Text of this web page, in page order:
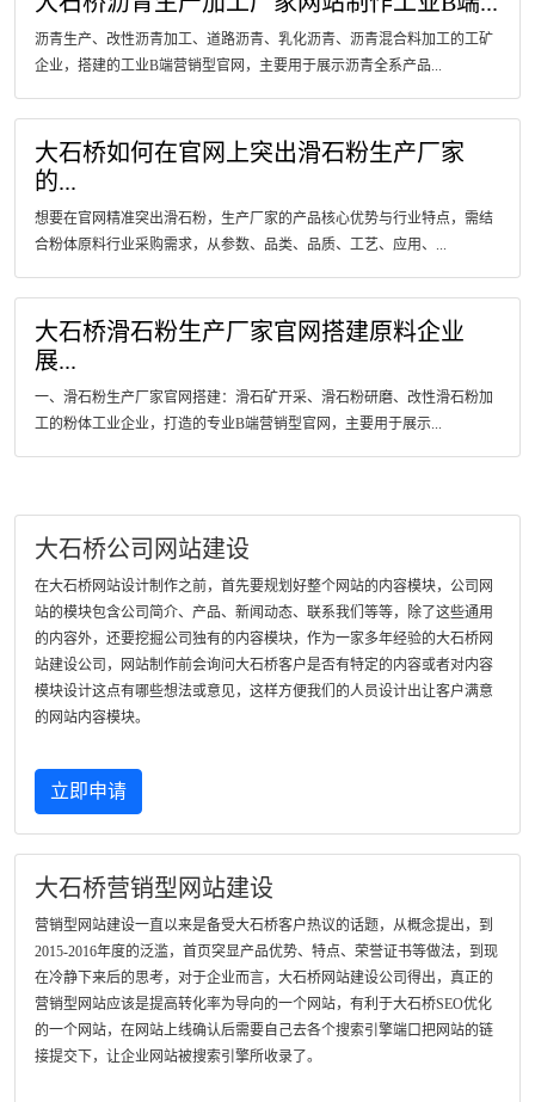
沥青生产、改性沥青加工、道路沥青、乳化沥青、沥青混合料加工的工矿
企业，搭建的工业B端营销型官网，主要用于展示沥青全系产品...
大石桥如何在官网上突出滑石粉生产厂家
的...
想要在官网精准突出滑石粉，生产厂家的产品核心优势与行业特点，需结
合粉体原料行业采购需求，从参数、品类、品质、工艺、应用、...
大石桥滑石粉生产厂家官网搭建原料企业
展...
一、滑石粉生产厂家官网搭建：滑石矿开采、滑石粉研磨、改性滑石粉加
工的粉体工业企业，打造的专业B端营销型官网，主要用于展示...
大石桥公司网站建设
在大石桥网站设计制作之前，首先要规划好整个网站的内容模块，公司网
站的模块包含公司简介、产品、新闻动态、联系我们等等，除了这些通用
的内容外，还要挖掘公司独有的内容模块，作为一家多年经验的大石桥网
站建设公司，网站制作前会询问大石桥客户是否有特定的内容或者对内容
模块设计这点有哪些想法或意见，这样方便我们的人员设计出让客户满意
的网站内容模块。
立即申请
大石桥营销型网站建设
营销型网站建设一直以来是备受大石桥客户热议的话题，从概念提出，到
2015-2016年度的泛滥，首页突显产品优势、特点、荣誉证书等做法，到现
在冷静下来后的思考，对于企业而言，大石桥网站建设公司得出，真正的
营销型网站应该是提高转化率为导向的一个网站，有利于大石桥SEO优化
的一个网站，在网站上线确认后需要自己去各个搜索引擎端口把网站的链
接提交下，让企业网站被搜索引擎所收录了。